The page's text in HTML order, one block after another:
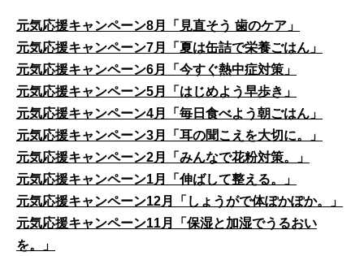
元気応援キャンペーン8月「見直そう 歯のケア」
元気応援キャンペーン7月「夏は缶詰で栄養ごはん」
元気応援キャンペーン6月「今すぐ熱中症対策」
元気応援キャンペーン5月「はじめよう早歩き」
元気応援キャンペーン4月「毎日食べよう朝ごはん」
元気応援キャンペーン3月「耳の聞こえを大切に。」
元気応援キャンペーン2月「みんなで花粉対策。」
元気応援キャンペーン1月「伸ばして整える。」
元気応援キャンペーン12月「しょうがで体ぽかぽか。」
元気応援キャンペーン11月「保湿と加湿でうるおい
を。」